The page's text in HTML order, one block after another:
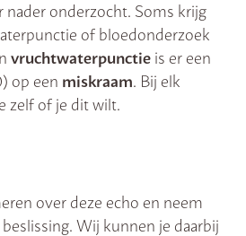
nader onderzocht. Soms krijg
of bloedonderzoek
vruchtwaterpunctie is er een
op een miskraam. Bij elk
zelf of je dit wilt.
over deze echo en neem
Wij kunnen je daarbij